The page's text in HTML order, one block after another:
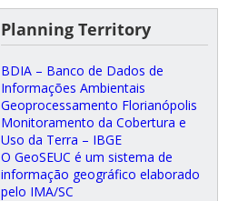
Planning Territory
BDIA – Banco de Dados de
Informações Ambientais
Geoprocessamento Florianópolis
Monitoramento da Cobertura e
Uso da Terra – IBGE
O GeoSEUC é um sistema de
informação geográfico elaborado
pelo IMA/SC